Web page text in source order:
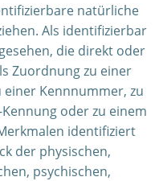
natürliche
Als identifizierbar
die direkt oder
Zuordnung zu einer
einer Kennnummer, zu
oder zu einem
identifiziert
der physischen,
psychischen,